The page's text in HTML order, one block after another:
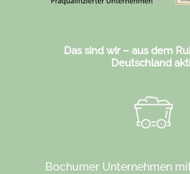
Das sind wir – aus dem
Deutschland
Bochumer Unternehmen